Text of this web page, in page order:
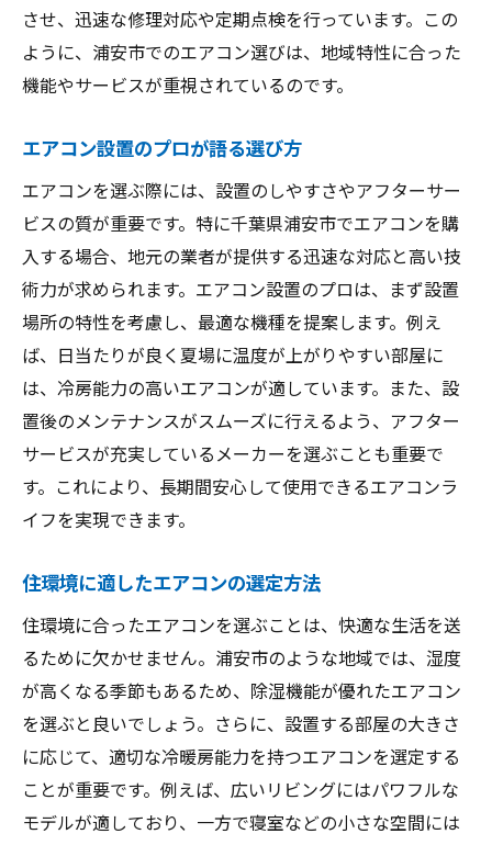
させ、迅速な修理対応や定期点検を行っています。この
ように、浦安市でのエアコン選びは、地域特性に合った
機能やサービスが重視されているのです。
エアコン設置のプロが語る選び方
エアコンを選ぶ際には、設置のしやすさやアフターサー
ビスの質が重要です。特に千葉県浦安市でエアコンを購
入する場合、地元の業者が提供する迅速な対応と高い技
術力が求められます。エアコン設置のプロは、まず設置
場所の特性を考慮し、最適な機種を提案します。例え
ば、日当たりが良く夏場に温度が上がりやすい部屋に
は、冷房能力の高いエアコンが適しています。また、設
置後のメンテナンスがスムーズに行えるよう、アフター
サービスが充実しているメーカーを選ぶことも重要で
す。これにより、長期間安心して使用できるエアコンラ
イフを実現できます。
住環境に適したエアコンの選定方法
住環境に合ったエアコンを選ぶことは、快適な生活を送
るために欠かせません。浦安市のような地域では、湿度
が高くなる季節もあるため、除湿機能が優れたエアコン
を選ぶと良いでしょう。さらに、設置する部屋の大きさ
に応じて、適切な冷暖房能力を持つエアコンを選定する
ことが重要です。例えば、広いリビングにはパワフルな
モデルが適しており、一方で寝室などの小さな空間には